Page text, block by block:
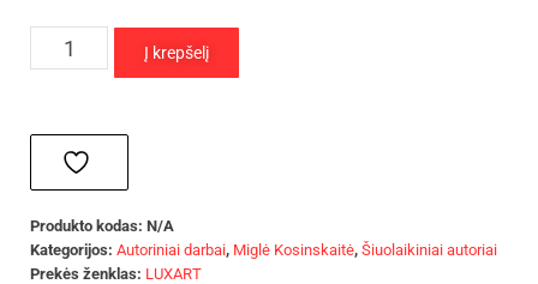
Į krepšelį
Produkto kodas: N/A
Kategorijos: Autoriniai darbai, Miglė Kosinskaitė, Šiuolaikiniai autoriai
Prekės ženklas: LUXART